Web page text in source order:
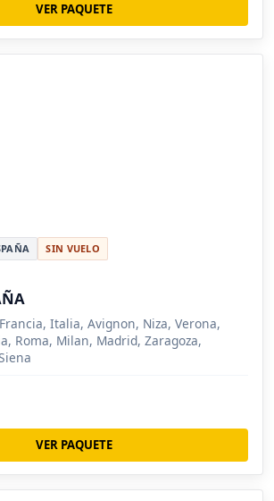
VER PAQUETE
SIN VUELO
Italia, Avignon, Niza, Verona,
Roma, Milan, Madrid, Zaragoza,
VER PAQUETE